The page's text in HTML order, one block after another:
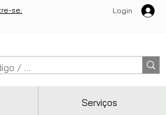
se: Login
Serviços